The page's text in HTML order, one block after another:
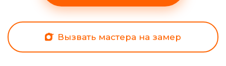
Вызвать мастера на замер